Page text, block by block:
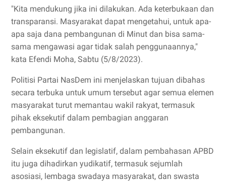
"Kita mendukung jika ini dilakukan. Ada keterbukaan dan
transparansi. Masyarakat dapat mengetahui, untuk apa-
apa saja dana pembangunan di Minut dan bisa sama-
sama mengawasi agar tidak salah penggunaannya,"
kata Efendi Moha, Sabtu (5/8/2023).
Politisi Partai NasDem ini menjelaskan tujuan dibahas
secara terbuka untuk umum tersebut agar semua elemen
masyarakat turut memantau wakil rakyat, termasuk
pihak eksekutif dalam pembagian anggaran
pembangunan.
Selain eksekutif dan legislatif, dalam pembahasan APBD
itu juga dihadirkan yudikatif, termasuk sejumlah
asosiasi, lembaga swadaya masyarakat, dan swasta